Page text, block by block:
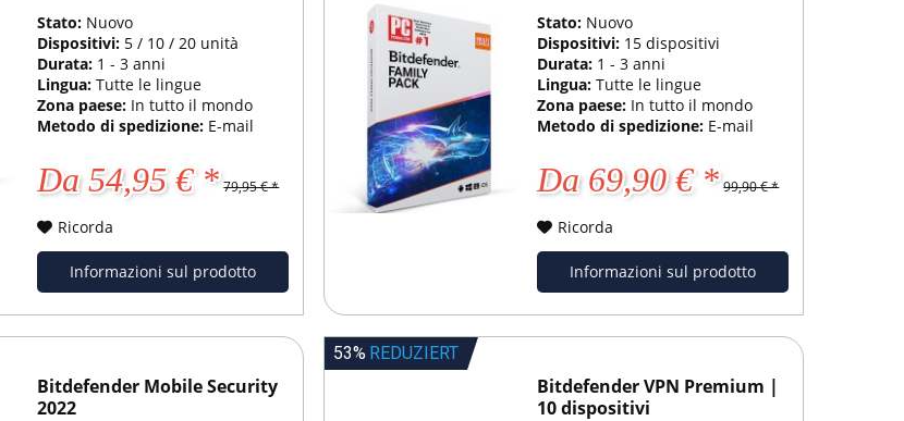
Stato: Nuovo
Dispositivi: 5 / 10 / 20 unità
Durata: 1 - 3 anni
Lingua:Tutte le lingue
Zona paese: In tutto il mondo
Metodo di spedizione: E-mail
Da 54,95 € * 79,95 € *
Ricorda
Informazioni sul prodotto
Stato: Nuovo
Dispositivi: 15 dispositivi
Durata: 1 - 3 anni
Lingua:Tutte le lingue
Zona paese: In tutto il mondo
Metodo di spedizione: E-mail
Da 69,90 € * 99,90 € *
Ricorda
Informazioni sul prodotto
Bitdefender Mobile Security
2022
53% REDUZIERT
Bitdefender VPN Premium |
10 dispositivi